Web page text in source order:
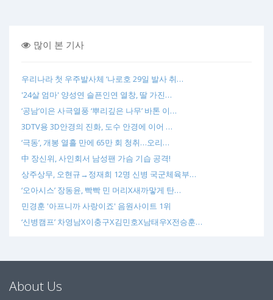
많이 본 기사
우리나라 첫 우주발사체 ‘나로호 29일 발사 취…
'24살 엄마' 양성연 슬픈인연 열창, 딸 가진…
‘공남’이은 사극열풍 ‘뿌리깊은 나무’ 바톤 이…
3DTV용 3D안경의 진화, 도수 안경에 이어 …
‘극동’, 개봉 열흘 만에 65만 회 청취…오리…
中 장신위, 사인회서 남성팬 가슴 기습 공격!
상주상무, 오현규→정재희 12명 신병 국군체육부…
‘오아시스’ 장동윤, 빡빡 민 머리X새까맣게 탄…
민경훈 '아프니까 사랑이죠' 음원사이트 1위
‘신병캠프’ 차영남X이충구X김민호X남태우X전승훈…
About Us